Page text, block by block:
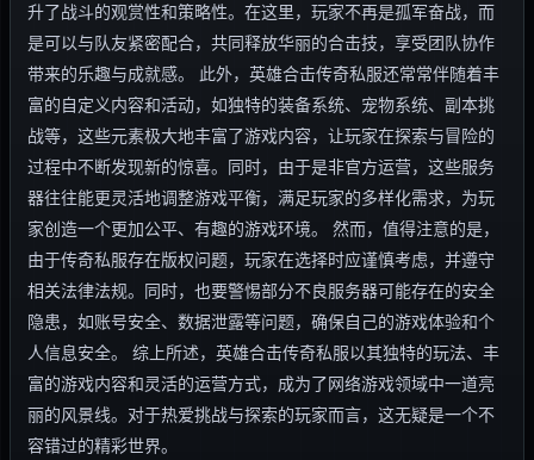
升了战斗的观赏性和策略性。在这里，玩家不再是孤军奋战，而
是可以与队友紧密配合，共同释放华丽的合击技，享受团队协作
带来的乐趣与成就感。 此外，英雄合击传奇私服还常常伴随着丰
富的自定义内容和活动，如独特的装备系统、宠物系统、副本挑
战等，这些元素极大地丰富了游戏内容，让玩家在探索与冒险的
过程中不断发现新的惊喜。同时，由于是非官方运营，这些服务
器往往能更灵活地调整游戏平衡，满足玩家的多样化需求，为玩
家创造一个更加公平、有趣的游戏环境。 然而，值得注意的是，
由于传奇私服存在版权问题，玩家在选择时应谨慎考虑，并遵守
相关法律法规。同时，也要警惕部分不良服务器可能存在的安全
隐患，如账号安全、数据泄露等问题，确保自己的游戏体验和个
人信息安全。 综上所述，英雄合击传奇私服以其独特的玩法、丰
富的游戏内容和灵活的运营方式，成为了网络游戏领域中一道亮
丽的风景线。对于热爱挑战与探索的玩家而言，这无疑是一个不
容错过的精彩世界。